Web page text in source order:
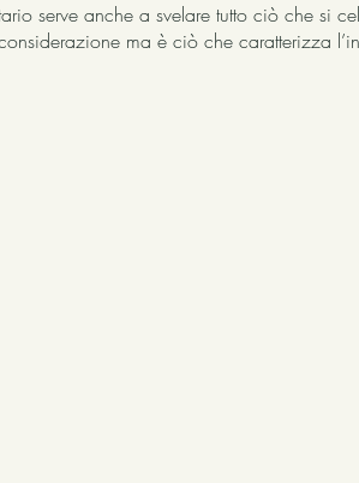
serve anche a svelare tutto ciò che si
ma è ciò che caratterizza